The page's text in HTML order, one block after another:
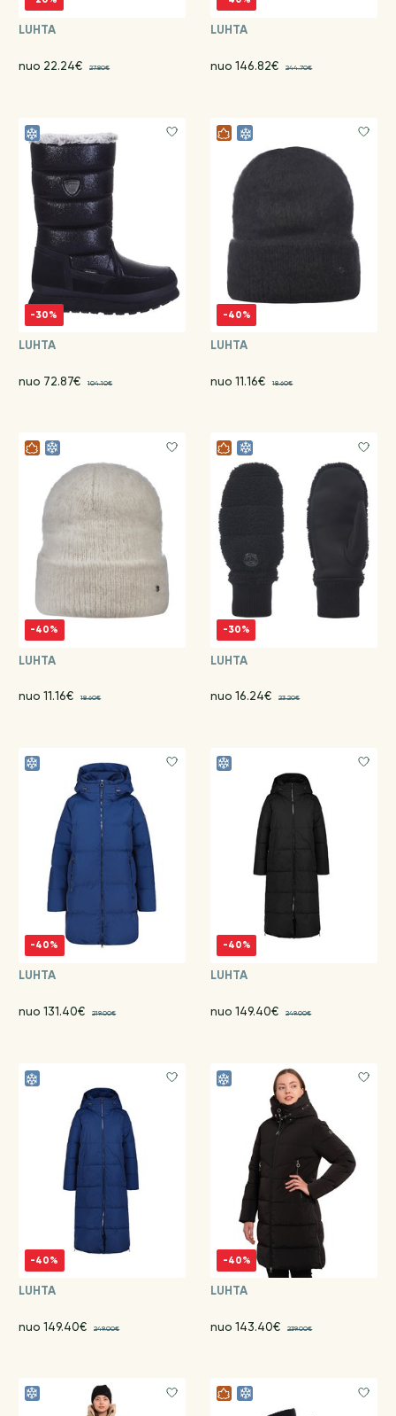
LUHTA
nuo 22.24€ 27.80€
LUHTA
nuo 146.82€ 244.70€
-30%
LUHTA
nuo 72.87€ 104.10€
-40%
LUHTA
nuo 11.16€ 18.60€
-40%
LUHTA
nuo 11.16€ 18.60€
-30%
LUHTA
nuo 16.24€ 23.20€
-40%
LUHTA
nuo 131.40€ 219.00€
-40%
LUHTA
nuo 149.40€ 249.00€
-40%
LUHTA
nuo 149.40€ 249.00€
-40%
LUHTA
nuo 143.40€ 239.00€